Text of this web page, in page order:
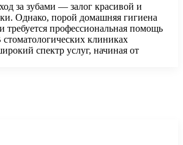
за зубами — залог красивой и
Однако, порой домашняя гигиена
требуется профессиональная помощь
стоматологических клиниках
спектр услуг, начиная от